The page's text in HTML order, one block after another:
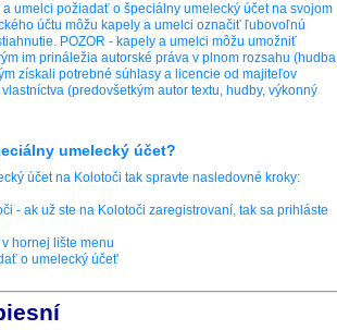
umelci požiadať o špeciálny umelecký účet na svojom
účtu môžu kapely a umelci označiť ľubovoľnú
POZOR - kapely a umelci môžu umožniť
im prináležia autorské práva v plnom rozsahu (hudba
získali potrebné súhlasy a licencie od majiteľov
(predovšetkým autor textu, hudby, výkonný
umelecký účet?
účet na Kolotoči tak spravte nasledovné kroky:
- ak už ste na Kolotoči zaregistrovaní, tak sa prihláste
hornej lište menu
o umelecký účet'